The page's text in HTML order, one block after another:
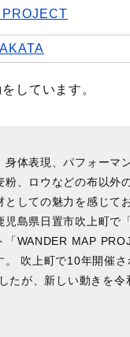
しています。
体表現、パフォーマ
、ロウなどの布以外
しての魅力を感じて
島県日置市吹上町で
WANDER MAP
吹上町で10年開催
が、新しい動きを令